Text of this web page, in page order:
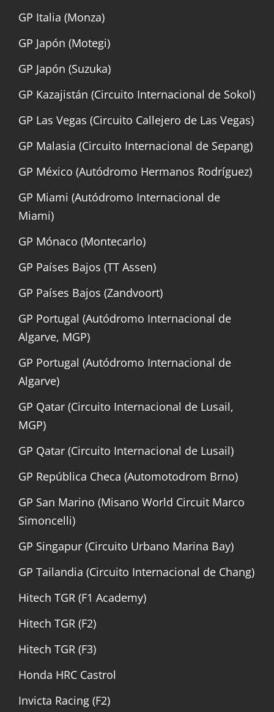
GP Italia (Monza)
GP Japón (Motegi)
GP Japón (Suzuka)
GP Kazajistán (Circuito Internacional de Sokol)
GP Las Vegas (Circuito Callejero de Las Vegas)
GP Malasia (Circuito Internacional de Sepang)
GP México (Autódromo Hermanos Rodríguez)
GP Miami (Autódromo Internacional de
Miami)
GP Mónaco (Montecarlo)
GP Países Bajos (TT Assen)
GP Países Bajos (Zandvoort)
GP Portugal (Autódromo Internacional de
Algarve, MGP)
GP Portugal (Autódromo Internacional de
Algarve)
GP Qatar (Circuito Internacional de Lusail,
MGP)
GP Qatar (Circuito Internacional de Lusail)
GP República Checa (Automotodrom Brno)
GP San Marino (Misano World Circuit Marco
Simoncelli)
GP Singapur (Circuito Urbano Marina Bay)
GP Tailandia (Circuito Internacional de Chang)
Hitech TGR (F1 Academy)
Hitech TGR (F2)
Hitech TGR (F3)
Honda HRC Castrol
Invicta Racing (F2)